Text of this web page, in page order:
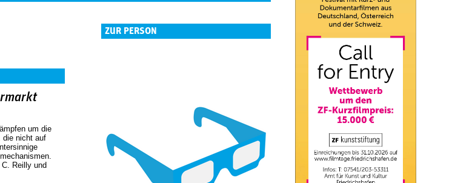
um die
die nicht auf
Reilly und
ZUR PERSON